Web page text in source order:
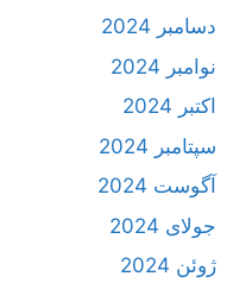
دسامبر 2024
نوامبر 2024
اکتبر 2024
سپتامبر 2024
آگوست 2024
جولای 2024
ژوئن 2024